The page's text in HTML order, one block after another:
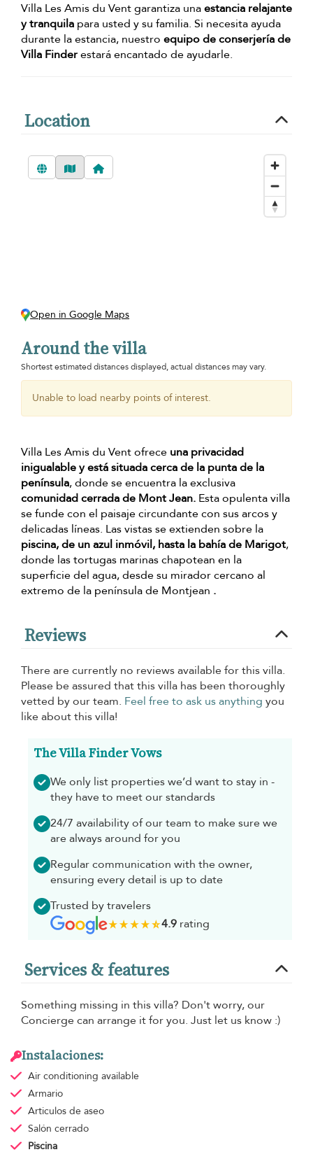
Villa Les Amis du Vent garantiza unaestancia relajante
y tranquila para usted y su familia. Si necesita ayuda
durante la estancia, nuestro equipo de conserjería de
Villa Finderestará encantado de ayudarle.
Location
Open in Google Maps
Around the villa
Shortest estimated distances displayed, actual distances may vary.
Unable to load nearby points of interest.
Villa Les Amis du Vent ofrece una privacidad
inigualable y está situada cerca de la punta de la
península, donde se encuentra la exclusiva
comunidad cerrada de Mont Jean. Esta opulenta villa
se funde con el paisaje circundante con sus arcos y
delicadas líneas. Las vistas se extienden sobre la
piscina, de un azul inmóvil, hasta la bahía de Marigot,
donde las tortugas marinas chapotean en la
superficie del agua, desde su mirador cercano al
extremo de la península de Montjean .
Reviews
There are currently no reviews available for this villa.
Please be assured that this villa has been thoroughly
vetted by our team. Feel free to ask us anything you
like about this villa!
The Villa Finder Vows
We only list properties we’d want to stay in -
they have to meet our standards
24/7 availability of our team to make sure we
are always around for you
Regular communication with the owner,
ensuring every detail is up to date
Trusted by travelers
4.9rating
Services & features
Something missing in this villa? Don't worry, our
Concierge can arrange it for you. Just let us know :)
Instalaciones:
Air conditioning available
Armario
Articulos de aseo
Salón cerrado
Piscina